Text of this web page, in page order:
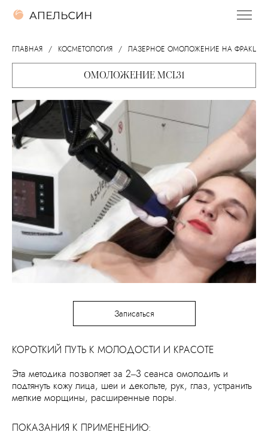
ГЛАВНАЯ КОСМЕТОЛОГИЯ ЛАЗЕРНОЕ ОМОЛОЖЕНИЕ НА
Записаться
КОРОТКИЙ ПУТЬ К МОЛОДОСТИ И КРАСОТЕ
Эта методика позволяет за 2–3 сеанса омолодить и
подтянуть кожу лица, шеи и декольте, рук, глаз, устранить
мелкие морщины, расширенные поры.
ПОКАЗАНИЯ К ПРИМЕНЕНИЮ: